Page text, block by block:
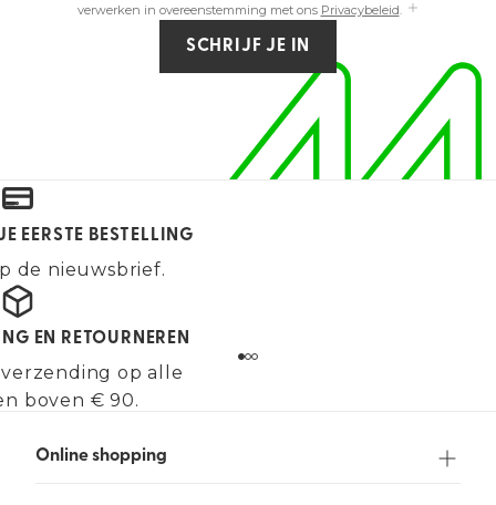
verwerken in overeenstemming met ons Privacybeleid.
SCHRIJF JE IN
EERSTE BESTELLING
de nieuwsbrief.
EN RETOURNEREN
op alle
boven € 90.
Online shopping